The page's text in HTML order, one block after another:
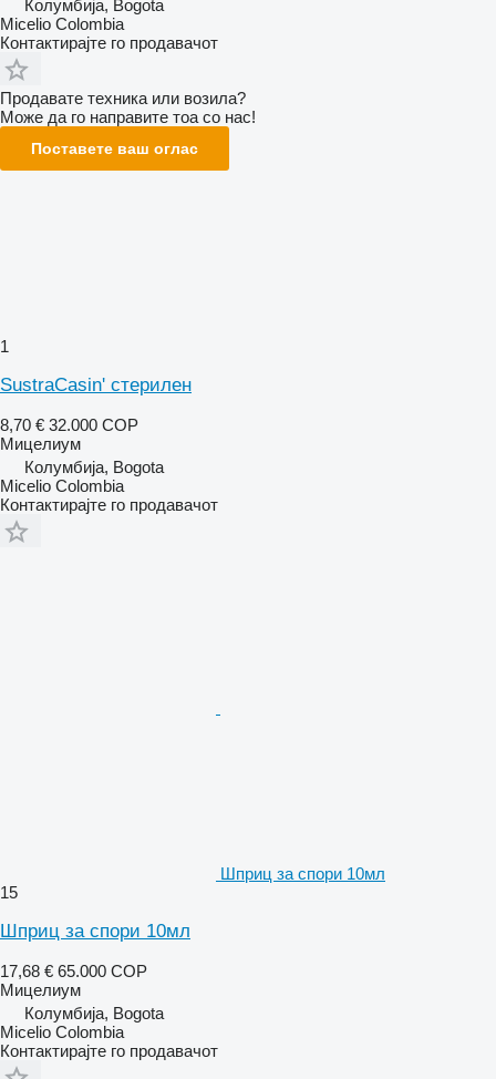
Колумбија, Bogota
Micelio Colombia
Контактирајте го продавачот
Продавате техника или возила?
Може да го направите тоа со нас!
Поставете ваш оглас
1
SustraCasin' стерилен
8,70 € 32.000 COP
Мицелиум
Колумбија, Bogota
Micelio Colombia
Контактирајте го продавачот
Шприц за спори 10мл
15
Шприц за спори 10мл
17,68 € 65.000 COP
Мицелиум
Колумбија, Bogota
Micelio Colombia
Контактирајте го продавачот